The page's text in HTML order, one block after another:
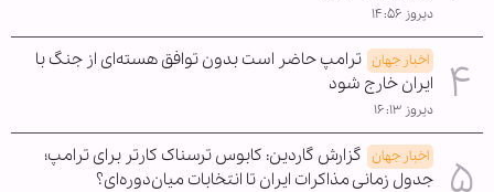
دیروز ۱۴:۵۶
اخبار جهان ترامپ حاضر است بدون توافق هسته‌ای از جنگ با
ایران خارج شود
دیروز ۱۶:۱۳
اخبار جهان گزارش گاردین: کابوس ترسناک کارتر برای ترامپ؛
جدول زمانی مذاکرات ایران تا انتخابات میان‌دوره‌ای؟